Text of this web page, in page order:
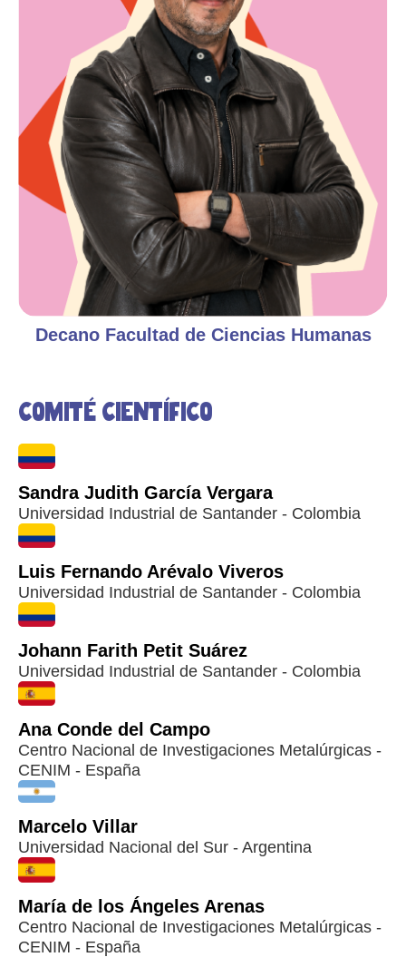
Decano Facultad de Ciencias Humanas
Comité científico
Sandra Judith García Vergara
Universidad Industrial de Santander - Colombia
Luis Fernando Arévalo Viveros
Universidad Industrial de Santander - Colombia
Johann Farith Petit Suárez
Universidad Industrial de Santander - Colombia
Ana Conde del Campo
Centro Nacional de Investigaciones Metalúrgicas -
CENIM - España
Marcelo Villar
Universidad Nacional del Sur - Argentina
María de los Ángeles Arenas
Centro Nacional de Investigaciones Metalúrgicas -
CENIM - España